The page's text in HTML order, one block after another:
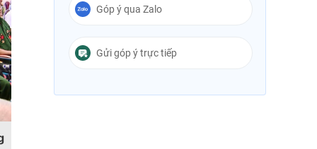
Góp ý qua Zalo
Gửi góp ý trực tiếp